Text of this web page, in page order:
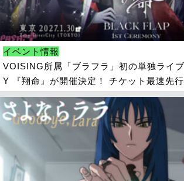
イベント情報
VOISING所属「ブラフラ」初の単独ライ
Y 『翔命』が開催決定！ チケット最速先